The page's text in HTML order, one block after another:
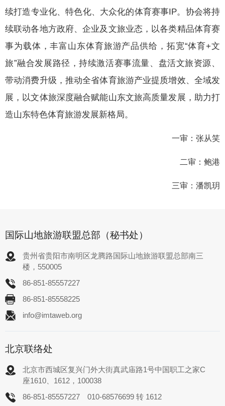
续打造专业化、特色化、大众化的体育赛事IP。协会将持
续联动各地方政府、企业及文旅业态，以各类精品体育赛
事为载体，丰富山东体育旅游产品供给，拓宽“体育+文
旅”融合发展路径，持续激活赛事流量、盘活文旅资源、
带动消费升级，推动全省体育旅游产业提质增效、全域发
展，以文体旅深度融合赋能山东文旅高质量发展，助力打
造山东特色体育旅游发展新格局。
一审：张从笑
二审：鲍港
三审：潘凯玥
国际山地旅游联盟总部（秘书处）
贵州省贵阳市南明区龙腾路国际山地旅游联盟总部南三
楼，550005
86-851-85557227
86-851-85558225
info@imtaweb.org
北京联络处
北京市西城区复兴门外大街真武庙路1号中国职工之家C
座1610、1612，100038
86-851-85557227
010-68576699 转 1612